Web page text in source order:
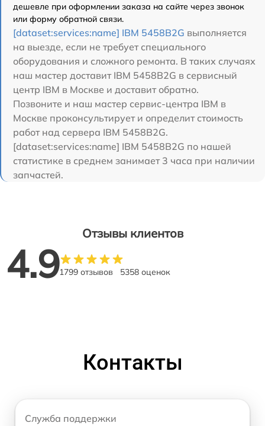
дешевле при оформлении заказа на сайте через звонок
или форму обратной связи.
[dataset:services:name] IBM 5458B2G выполняется
на выезде, если не требует специального
оборудования и сложного ремонта. В таких случаях
наш мастер доставит IBM 5458B2G в сервисный
центр IBM в Москве и доставит обратно.
Позвоните и наш мастер сервис-центра IBM в
Москве проконсультирует и определит стоимость
работ над сервера IBM 5458B2G.
[dataset:services:name] IBM 5458B2G по нашей
статистике в среднем занимает 3 часа при наличии
запчастей.
Отзывы клиентов
4.91799 отзывов 5358 оценок
Контакты
Служба поддержки